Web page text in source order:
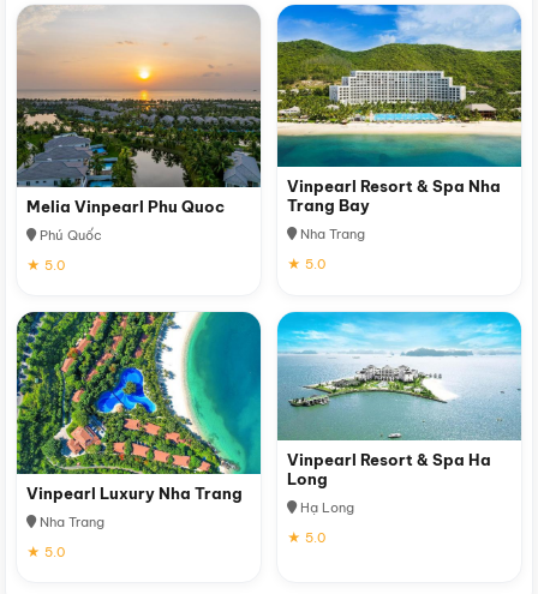
Melia Vinpearl Phu Quoc
Phú Quốc
★ 5.0
Vinpearl Resort & Spa Nha
Trang Bay
Nha Trang
★ 5.0
Vinpearl Luxury Nha Trang
Nha Trang
★ 5.0
Vinpearl Resort & Spa Ha
Long
Hạ Long
★ 5.0